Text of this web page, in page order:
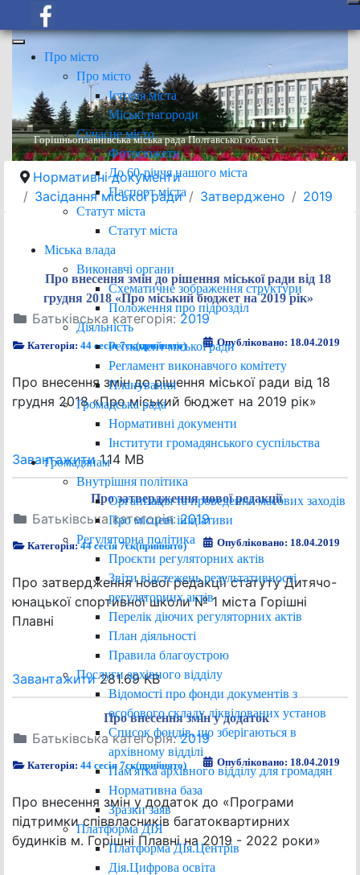
Про місто
Про місто
Історія міста
Міські нагороди
Сучасне місто
Фотосюжети
До 60-річчя нашого міста
Паспорт міста
Статут міста
Статут міста
Міська влада
Виконавчі органи
Схематичне зображення структури
Положення про підрозділ
Діяльність
Регламент міської ради
Регламент виконавчого комітету
Планування
Громадська рада
Нормативні документи
Інститути громадянського суспільства
Громадянам
Внутрішня політика
Організація та проведення масових заходів
Про місцеві ініціативи
Регуляторна політика
Проєкти регуляторних актів
Звіти відстежень результативності
регуляторних актів
Перелік діючих регуляторних актів
План діяльності
Правила благоустрою
Послуги архівного відділу
Відомості про фонди документів з
особового складу ліквідованих установ
Список фондів, що зберігаються в
архівному відділі
Пам'ятка архівного відділу для громадян
Нормативна база
Зразки заяв
Платформа ДІЯ
Платформа ДІя.Центрів
Дія.Цифрова освіта
Горішньоплавнівська міська рада Полтавської області
Нормативні документи
Засідання міської ради
Затверджено 2019
Про внесення змін до рішення міської ради від 18
грудня 2018 «Про міський бюджет на 2019 рік»
Батьківська категорія: 2019
Категорія:44 сесія 7ск(прийнято) Опубліковано: 18.04.2019
Про внесення змін до рішення міської ради від 18
грудня 2018 «Про міський бюджет на 2019 рік»
Завантажити1.14 MB
Про затвердження нової редакції
Батьківська категорія:2019
Категорія:44 сесія 7ск(прийнято) Опубліковано: 18.04.2019
Про затвердження нової редакції статуту Дитячо-
юнацької спортивної школи № 1 міста Горішні
Плавні
Завантажити281.69 KB
Про внесення змін у додаток
Батьківська категорія:2019
Категорія:44 сесія 7ск(прийнято) Опубліковано: 18.04.2019
Про внесення змін у додаток до «Програми
підтримки співвласників багатоквартирних
будинків м. Горішні Плавні на 2019 - 2022 роки»